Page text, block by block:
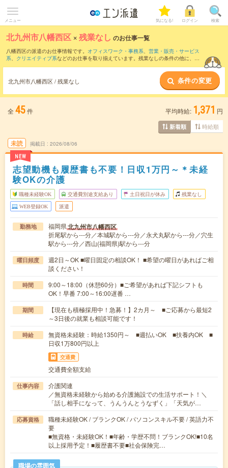
メニュー 気になる! ログイン 検索
北九州市八幡西区 ×残業なし のお仕事一覧
八幡西区の派遣のお仕事情報です。 オフィスワーク・事務系、 営業・販売・サービス
系、 クリエイティブ系などのお仕事を取り揃えています。残業なしの条件の他に、 交
北九州市八幡西区 / 残業なし 条件の変更
全 45件 平均時給: 1,371 円
新着順 時給順
未読
NEW
掲載日 2026/08/06
志望動機も履歴書も不要！日収1万円～＊未経
験OKの介護
職種未経験OK 交通費別途支給あり 土日祝日が休み 残業なし
WEB登録OK 派遣
勤務地 福岡県北九州市八幡西区
折尾駅から---分／本城駅から---分／永犬丸駅から---分／穴生
駅から---分／西山(福岡県)駅から---分
曜日頻度
週2日～OK ■曜日固定の相談OK！ ■希望の曜日があればご相
談ください！
時間
9:00～18:00（休憩60分）■ご希望があれば下記シフトも
OK！早番 7:00～16:00遅番 …
期間
【現在も積極採用中！急募！】2カ月～ ■ご応募から最短2
～3日後の就業も相談可能です！
時給
無資格未経験：時給1350円～ ■週払いOK ■扶養内OK ■
日収1万800円以上
交通費
交通費全額支給
仕事内容
介護関連
／無資格未経験から始める介護施設での生活サポート！＼
「話し相手になって、うんうんとうなずく」「天気が…
応募資格
職種未経験OK / ブランクOK / パソコンスキル不要 / 英語力不
要
■無資格・未経験OK！■年齢・学歴不問！ブランクOK!■10名
以上採用予定！■履歴書不要■社会保険完…
職場の雰囲気